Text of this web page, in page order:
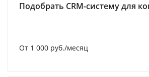
Подобрать CRM-систему для
От 1 000 руб./месяц